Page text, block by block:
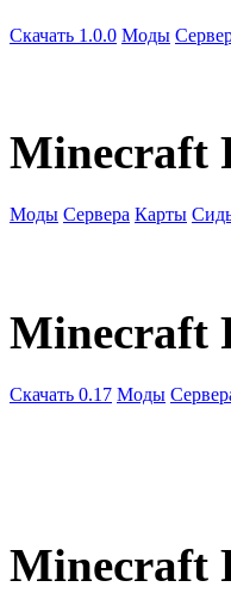
Скачать 1.0.0 Моды
Minecraft
Моды Сервера Карты
Minecraft
Скачать 0.17 Моды
Minecraft